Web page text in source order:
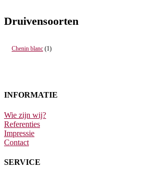
Druivensoorten
Chenin blanc (1)
INFORMATIE
Wie zijn wij?
Referenties
Impressie
Contact
SERVICE